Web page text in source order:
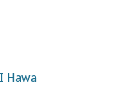
Hawa